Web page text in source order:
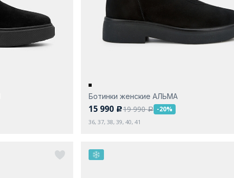
Ботинки женские АЛЬМА
15 990 c19 990a -20%
36, 37, 38, 39, 40, 41